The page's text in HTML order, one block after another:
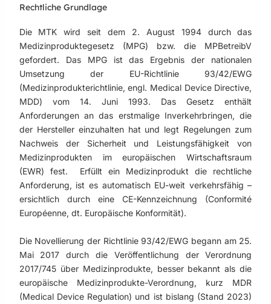
Rechtliche Grundlage
Die MTK wird seit dem 2. August 1994 durch das
Medizinproduktegesetz (MPG) bzw. die MPBetreibV
gefordert. Das MPG ist das Ergebnis der nationalen
Umsetzung der EU-Richtlinie 93/42/EWG
(Medizinprodukterichtlinie, engl. Medical Device Directive,
MDD) vom 14. Juni 1993. Das Gesetz enthält
Anforderungen an das erstmalige Inverkehrbringen, die
der Hersteller einzuhalten hat und legt Regelungen zum
Nachweis der Sicherheit und Leistungsfähigkeit von
Medizinprodukten im europäischen Wirtschaftsraum
(EWR) fest. Erfüllt ein Medizinprodukt die rechtliche
Anforderung, ist es automatisch EU-weit verkehrsfähig –
ersichtlich durch eine CE-Kennzeichnung (Conformité
Européenne, dt. Europäische Konformität).
Die Novellierung der Richtlinie 93/42/EWG begann am 25.
Mai 2017 durch die Veröffentlichung der Verordnung
2017/745 über Medizinprodukte, besser bekannt als die
europäische Medizinprodukte-Verordnung, kurz MDR
(Medical Device Regulation) und ist bislang (Stand 2023)